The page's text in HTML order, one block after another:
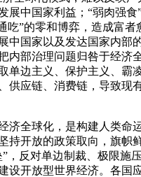
展中国家利益；“弱肉强食
吃”的零和博弈，造成富者
中国家以及发达国家内部
内部治理问题归咎于经济
单边主义、保护主义、霸
供应链、消费链，导致现
全球化，是构建人类命
持开放的政策取向，旗帜
”，反对单边制裁、极限施
设开放型世界经济。各国